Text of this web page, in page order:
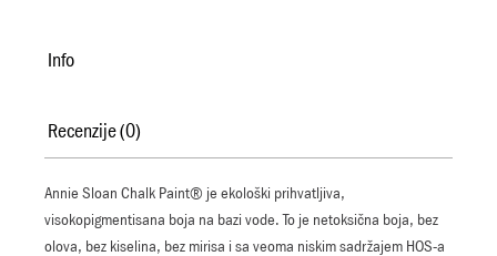
Info
Recenzije (0)
Annie Sloan Chalk Paint® je ekološki prihvatljiva,
visokopigmentisana boja na bazi vode. To je netoksična boja, bez
olova, bez kiselina, bez mirisa i sa veoma niskim sadržajem HOS-a